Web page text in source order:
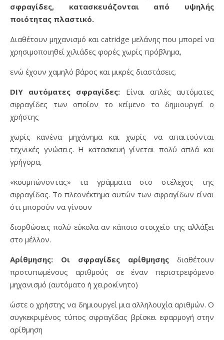
σφραγίδες, κατασκευάζονται από υψηλής
ποιότητας πλαστικό.
Διαθέτουν μηχανισμό και catridge μελάνης που μπορεί να
χρησιμοποιηθεί χιλιάδες φορές χωρίς πρόβλημα,
ενώ έχουν χαμηλό βάρος και μικρές διαστάσεις.
DIY αυτόματες σφραγίδες: Είναι απλές αυτόματες
σφραγίδες των οποίον το κείμενο το δημιουργεί ο
χρήστης
χωρίς κανένα μηχάνημα και χωρίς να απαιτούνται
τεχνικές γνώσεις. Η κατασκευή γίνεται πολύ απλά και
γρήγορα,
«κουμπώνοντας» τα γράμματα στο στέλεχος της
σφραγίδας. Το πλεονέκτημα αυτών των σφραγίδων είναι
ότι μπορούν να γίνουν
διορθώσεις πολύ εύκολα αν κάποιο στοιχείο της αλλάξει
στο μέλλον.
Αρίθμησης: Οι σφραγίδες αρίθμησης διαθέτουν
προτυπωμένους αριθμούς σε έναν περιστρεφόμενο
μηχανισμό (αυτόματο ή χειροκίνητο)
ώστε ο χρήστης να δημιουργεί μια αλληλουχία αριθμών. Ο
συγκεκριμένος τύπος σφραγίδας βρίσκει εφαρμογή στην
αρίθμηση